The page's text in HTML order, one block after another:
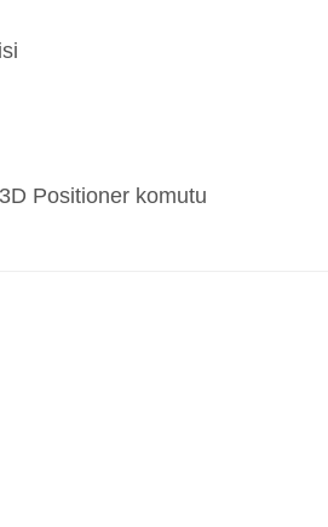
Positioner komutu